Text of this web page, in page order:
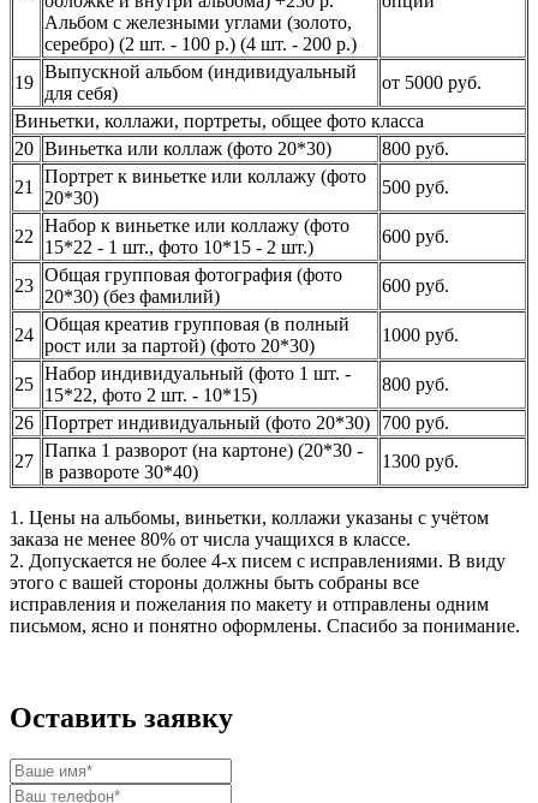
Альбом с железными углами (золото,
серебро) (2 шт. - 100 р.) (4 шт. - 200 р.)
19
Выпускной альбом (индивидуальный
для себя)
от 5000 руб.
Виньетки, коллажи, портреты, общее фото класса
20 Виньетка или коллаж (фото 20*30)
800 руб.
21
Портрет к виньетке или коллажу (фото
20*30)
500 руб.
22
Набор к виньетке или коллажу (фото
15*22 - 1 шт., фото 10*15 - 2 шт.)
600 руб.
23
Общая групповая фотография (фото
20*30) (без фамилий)
600 руб.
24
Общая креатив групповая (в полный
рост или за партой) (фото 20*30)
1000 руб.
25
Набор индивидуальный (фото 1 шт. -
15*22, фото 2 шт. - 10*15)
800 руб.
26 Портрет индивидуальный (фото 20*30)
700 руб.
27
Папка 1 разворот (на картоне) (20*30 -
в развороте 30*40)
1300 руб.
1. Цены на альбомы, виньетки, коллажи указаны с учётом
заказа не менее 80% от числа учащихся в классе.
2. Допускается не более 4-х писем с исправлениями. В виду
этого с вашей стороны должны быть собраны все
исправления и пожелания по макету и отправлены одним
письмом, ясно и понятно оформлены. Спасибо за понимание.
Оставить заявку